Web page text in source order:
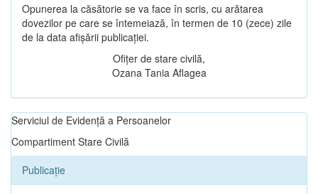
Opunerea la căsătorie se va face în scris, cu arătarea
dovezilor pe care se întemeiază, în termen de 10 (zece) zile
de la data afișării publicației.
Ofițer de stare civilă,
Ozana Tania Aflagea
Serviciul de Evidență a Persoanelor
Compartiment Stare Civilă
Publicație